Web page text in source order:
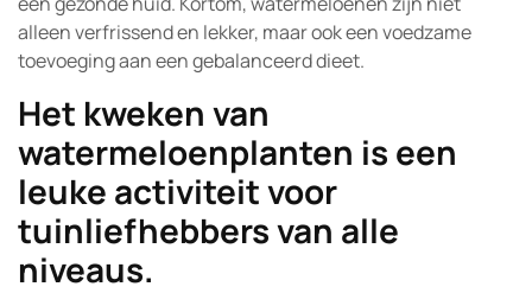
alleen verfrissend en lekker, maar ook een voedzame
toevoeging aan een gebalanceerd dieet.
Het kweken van
watermeloenplanten is een
leuke activiteit voor
tuinliefhebbers van alle
niveaus.